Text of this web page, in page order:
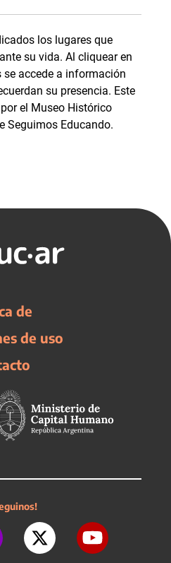
los lugares que
su vida. Al cliquear en
accede a información
su presencia. Este
el Museo Histórico
Seguimos Educando.
de
de uso